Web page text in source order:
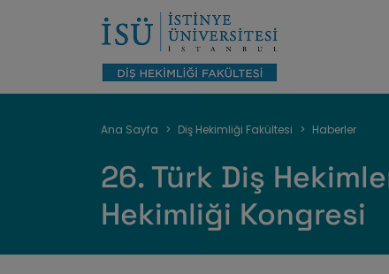
Sayfa
yolu
Ana Sayfa Diş Hekimliği Fakültesi Haberler
26. Türk Diş
Hekimliği Kongresi